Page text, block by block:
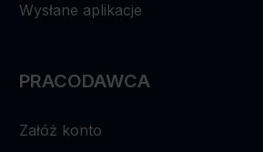
Wysłane aplikacje
PRACODAWCA
Załóż konto